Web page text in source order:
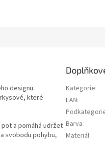
designu.
které
a pomáhá udržet
svobodu pohybu,
Kategorie:
EAN:
Barva:
Materiál: